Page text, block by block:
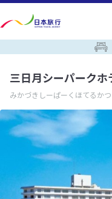
三日月シーパークホ
みかづきしーぱーくほてるか